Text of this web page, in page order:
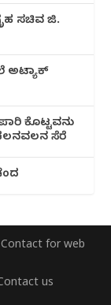
ಸಚಿವ ಜಿ.
ಅಟ್ಯಾಕ್
ಕೊಟ್ಟವನು
ಸೆರೆ
for web
us